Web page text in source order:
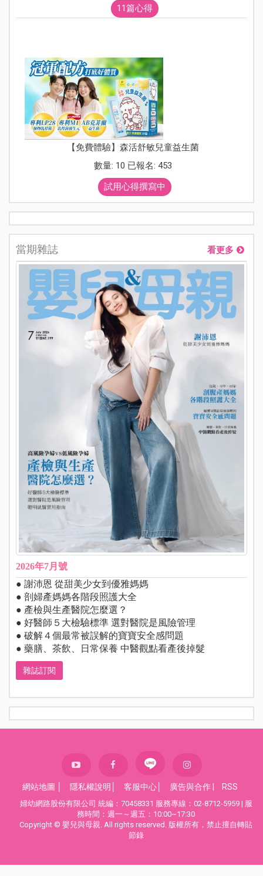
11篇心得
【免費體驗】森活舒敏兒童益生菌
數量: 10 已報名: 453
試用心得撰寫中
當期雜誌 看更多
2026年7月號
● 謝沛恩 從甜美少女到優雅媽媽
● 剖婦產媽媽各階段照護大全
● 產檢與生產醫院怎麼選？
● 好醫師５大檢驗標準 選對醫院是風險管理
● 破解４個最常被誤解的寶寶安全感問題
● 藥膳、茶飲、日常保養 中醫觀點看產後掉髮
雜誌訂閱
網站地圖 隱私權說明 客服中心 廣告與合作 RSS
婦幼網路股份有限公司 統編：70458331 服務專線：02-8712-5959 | 服
務時間：週一～週五：10:00~17:30
Copyright © 嬰兒與母親. All rights reserved. 版權所有，禁止擅自轉貼
節錄